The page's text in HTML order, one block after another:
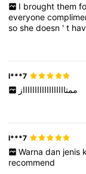
I brought them
everyone
soshedoesn 't
l***7
ممتااااااااااااااااااز
l***7
Warna dan jenis
recommend